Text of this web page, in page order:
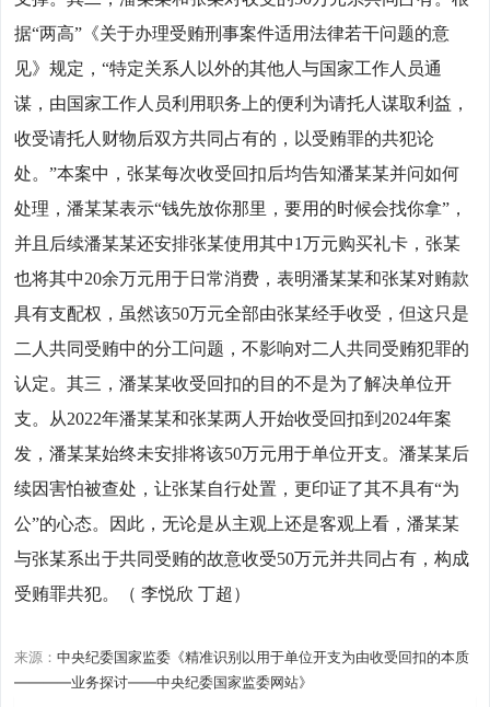
据“两高”《关于办理受贿刑事案件适用法律若干问题的意
见》规定，“特定关系人以外的其他人与国家工作人员通
谋，由国家工作人员利用职务上的便利为请托人谋取利益，
收受请托人财物后双方共同占有的，以受贿罪的共犯论
处。”本案中，张某每次收受回扣后均告知潘某某并问如何
处理，潘某某表示“钱先放你那里，要用的时候会找你拿”，
并且后续潘某某还安排张某使用其中1万元购买礼卡，张某
也将其中20余万元用于日常消费，表明潘某某和张某对贿款
具有支配权，虽然该50万元全部由张某经手收受，但这只是
二人共同受贿中的分工问题，不影响对二人共同受贿犯罪的
认定。其三，潘某某收受回扣的目的不是为了解决单位开
支。从2022年潘某某和张某两人开始收受回扣到2024年案
发，潘某某始终未安排将该50万元用于单位开支。潘某某后
续因害怕被查处，让张某自行处置，更印证了其不具有“为
公”的心态。因此，无论是从主观上还是客观上看，潘某某
与张某系出于共同受贿的故意收受50万元并共同占有，构成
受贿罪共犯。（ 李悦欣 丁超）
来源： 中央纪委国家监委《精准识别以用于单位开支为由收受回扣的本质
————业务探讨——中央纪委国家监委网站》